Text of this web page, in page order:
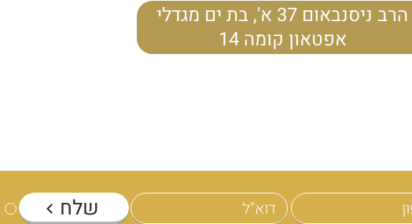
הרב ניסנבאום 37 א', בת ים מגדלי
אפטאון קומה 14
שלח